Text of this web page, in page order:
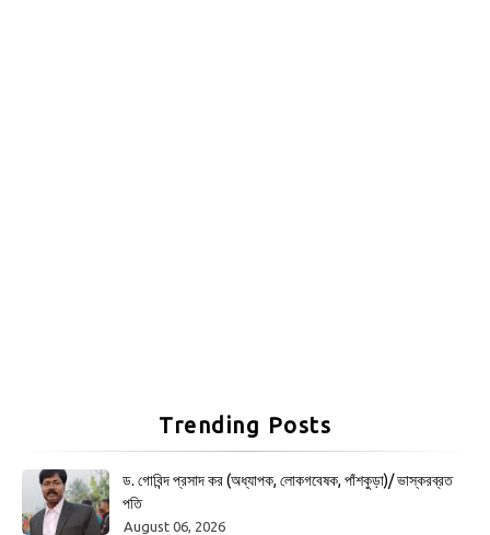
Trending Posts
ড. গোবিন্দ প্রসাদ কর (অধ্যাপক, লোকগবেষক, পাঁশকুড়া)/ ভাস্করব্রত
পতি
August 06, 2026